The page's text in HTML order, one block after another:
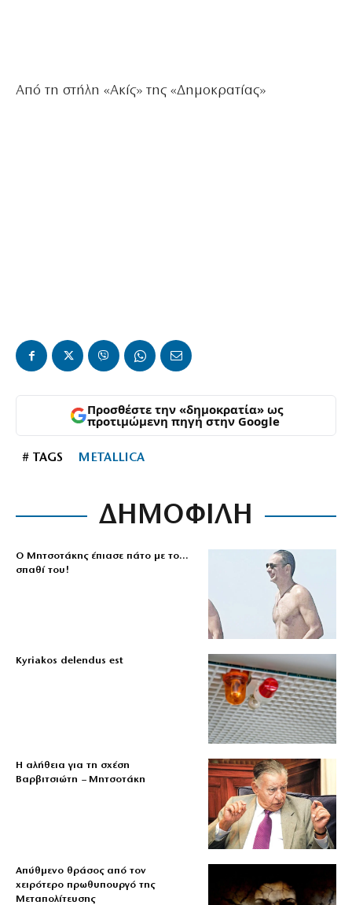
Από τη στήλη «Ακίς» της «Δημοκρατίας»
Προσθέστε την «δημοκρατία» ως
προτιμώμενη πηγή στην Google
# TAGS METALLICA
ΔΗΜΟΦΙΛΗ
Ο Μητσοτάκης έπιασε πάτο με το…
σπαθί του!
Kyriakos delendus est
Η αλήθεια για τη σχέση
Βαρβιτσιώτη – Μητσοτάκη
Απύθμενο θράσος από τον
χειρότερο πρωθυπουργό της
Μεταπολίτευσης